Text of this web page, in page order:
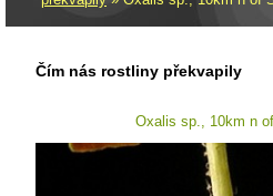
Čím nás rostliny překvapily
Oxalis sp., 10km n